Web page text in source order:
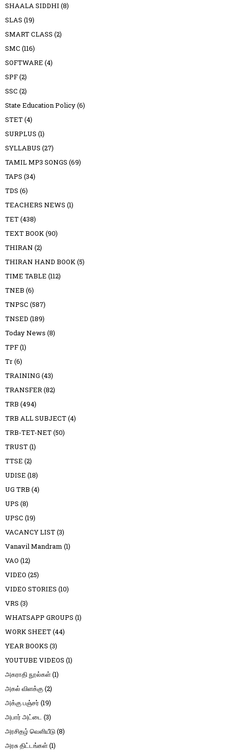
SHAALA SIDDHI (8)
SLAS (19)
SMART CLASS (2)
SMC (116)
SOFTWARE (4)
SPF(2)
SSC (2)
State Education Policy(6)
STET(4)
SURPLUS (1)
SYLLABUS (27)
TAMIL MP3 SONGS (69)
TAPS (34)
TDS (6)
TEACHERS NEWS (1)
TET(438)
TEXT BOOK(90)
THIRAN (2)
THIRAN HAND BOOK(5)
TIME TABLE (112)
TNEB (6)
TNPSC (587)
TNSED (189)
Today News (8)
TPF(1)
Tr(6)
TRAINING (43)
TRANSFER(82)
TRB (494)
TRB ALL SUBJECT(4)
TRB-TET-NET(50)
TRUST(1)
TTSE (2)
UDISE (18)
UG TRB (4)
UPS (8)
UPSC (19)
VACANCY LIST(3)
Vanavil Mandram (1)
VAO (12)
VIDEO (25)
VIDEO STORIES (10)
VRS (3)
WHATSAPP GROUPS (1)
WORK SHEET(44)
YEAR BOOKS (3)
YOUTUBE VIDEOS (1)
அகராதி நூல்கள்(1)
அகல் விளக்கு(2)
அக்கு பஞ்சர் (19)
அபார் அட்டை (3)
அரசிதழ் வெளியீடு(8)
அரசு திட்டங்கள்(1)